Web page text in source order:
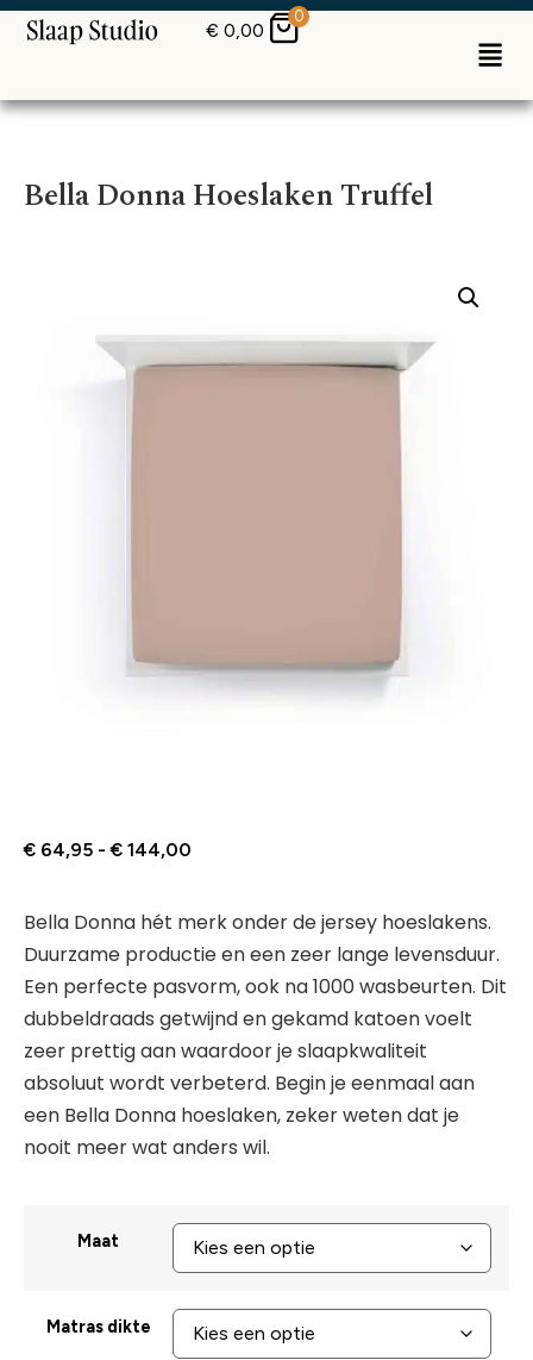
€ 0,00
0
Bella Donna Hoeslaken Truffel
€ 64,95 - € 144,00
Bella Donna hét merk onder de jersey hoeslakens.
Duurzame productie en een zeer lange levensduur.
Een perfecte pasvorm, ook na 1000 wasbeurten. Dit
dubbeldraads getwijnd en gekamd katoen voelt
zeer prettig aan waardoor je slaapkwaliteit
absoluut wordt verbeterd. Begin je eenmaal aan
een Bella Donna hoeslaken, zeker weten dat je
nooit meer wat anders wil.
Maat
Matras dikte